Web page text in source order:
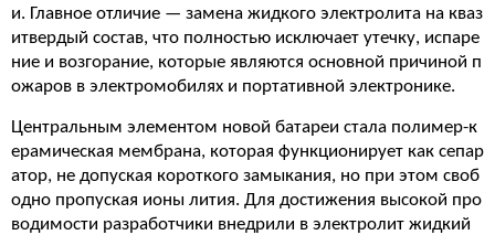
и. Главное отличие — замена жидкого электролита на кваз
итвердый состав, что полностью исключает утечку, испаре
ние и возгорание, которые являются основной причиной п
ожаров в электромобилях и портативной электронике.
Центральным элементом новой батареи стала полимер-к
ерамическая мембрана, которая функционирует как сепар
атор, не допуская короткого замыкания, но при этом своб
одно пропуская ионы лития. Для достижения высокой про
водимости разработчики внедрили в электролит жидкий